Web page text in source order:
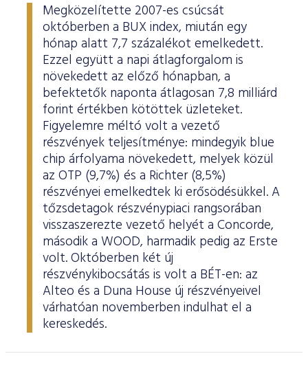
Megközelítette 2007-es csúcsát
októberben a BUX index, miután egy
hónap alatt 7,7 százalékot emelkedett.
Ezzel együtt a napi átlagforgalom is
növekedett az előző hónapban, a
befektetők naponta átlagosan 7,8 milliárd
forint értékben kötöttek üzleteket.
Figyelemre méltó volt a vezető
részvények teljesítménye: mindegyik blue
chip árfolyama növekedett, melyek közül
az OTP (9,7%) és a Richter (8,5%)
részvényei emelkedtek ki erősödésükkel. A
tőzsdetagok részvénypiaci rangsorában
visszaszerezte vezető helyét a Concorde,
második a WOOD, harmadik pedig az Erste
volt. Októberben két új
részvénykibocsátás is volt a BÉT-en: az
Alteo és a Duna House új részvényeivel
várhatóan novemberben indulhat el a
kereskedés.